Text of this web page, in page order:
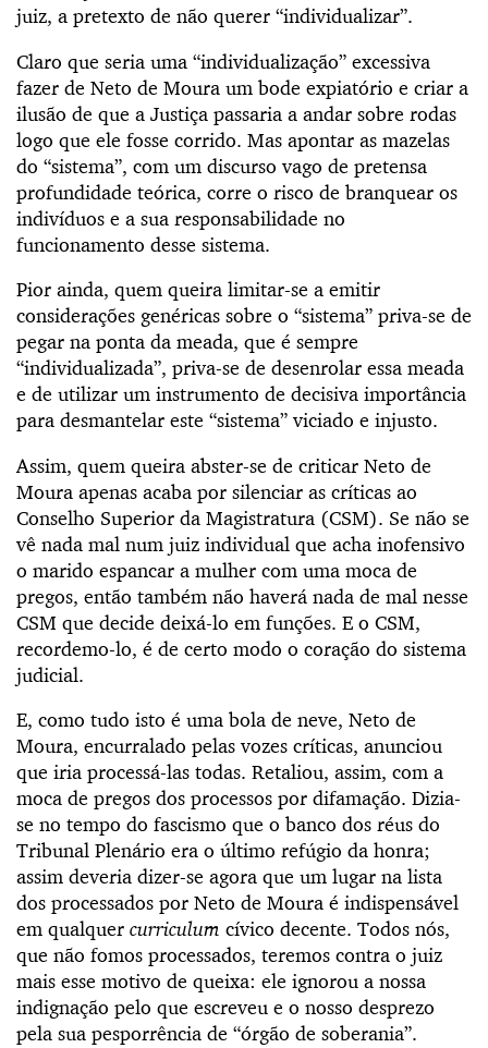
juiz, a pretexto de não querer “individualizar”.
Claro que seria uma “individualização” excessiva
fazer de Neto de Moura um bode expiatório e criar a
ilusão de que a Justiça passaria a andar sobre rodas
logo que ele fosse corrido. Mas apontar as mazelas
do “sistema”, com um discurso vago de pretensa
profundidade teórica, corre o risco de branquear os
indivíduos e a sua responsabilidade no
funcionamento desse sistema.
Pior ainda, quem queira limitar-se a emitir
considerações genéricas sobre o “sistema” priva-se de
pegar na ponta da meada, que é sempre
“individualizada”, priva-se de desenrolar essa meada
e de utilizar um instrumento de decisiva importância
para desmantelar este “sistema” viciado e injusto.
Assim, quem queira abster-se de criticar Neto de
Moura apenas acaba por silenciar as críticas ao
Conselho Superior da Magistratura (CSM). Se não se
vê nada mal num juiz individual que acha inofensivo
o marido espancar a mulher com uma moca de
pregos, então também não haverá nada de mal nesse
CSM que decide deixá-lo em funções. E o CSM,
recordemo-lo, é de certo modo o coração do sistema
judicial.
E, como tudo isto é uma bola de neve, Neto de
Moura, encurralado pelas vozes críticas, anunciou
que iria processá-las todas. Retaliou, assim, com a
moca de pregos dos processos por difamação. Dizia-
se no tempo do fascismo que o banco dos réus do
Tribunal Plenário era o último refúgio da honra;
assim deveria dizer-se agora que um lugar na lista
dos processados por Neto de Moura é indispensável
em qualquer curriculum cívico decente. Todos nós,
que não fomos processados, teremos contra o juiz
mais esse motivo de queixa: ele ignorou a nossa
indignação pelo que escreveu e o nosso desprezo
pela sua pesporrência de “órgão de soberania”.